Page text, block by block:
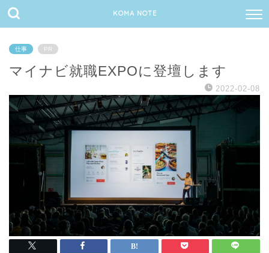
KOMA NOTE
仕事 PR
マイナビ就職EXPOに登壇します
2022-02-08